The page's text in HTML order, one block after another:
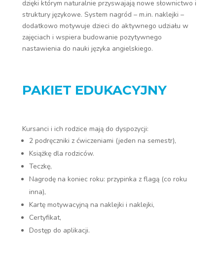
dzięki którym naturalnie przyswajają nowe słownictwo i
struktury językowe. System nagród – m.in. naklejki –
dodatkowo motywuje dzieci do aktywnego udziału w
zajęciach i wspiera budowanie pozytywnego
nastawienia do nauki języka angielskiego.
PAKIET EDUKACYJNY
Kursanci i ich rodzice mają do dyspozycji:
2 podręczniki z ćwiczeniami (jeden na semestr),
Książkę dla rodziców.
Teczkę,
Nagrodę na koniec roku: przypinka z flagą (co roku
inna),
Kartę motywacyjną na naklejki i naklejki,
Certyfikat,
Dostęp do aplikacji.